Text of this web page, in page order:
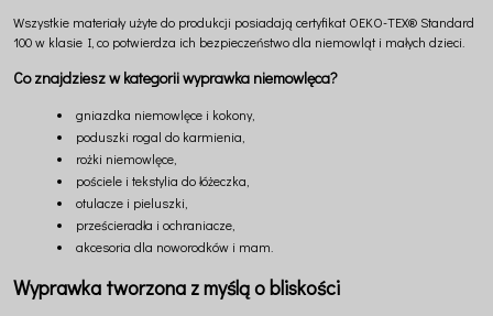
Wszystkie materiały użyte do produkcji posiadają certyfikat OEKO-TEX® Standard
100 w klasie I, co potwierdza ich bezpieczeństwo dla niemowląt i małych dzieci.
Co znajdziesz w kategorii wyprawka niemowlęca?
gniazdka niemowlęce i kokony,
poduszki rogal do karmienia,
rożki niemowlęce,
pościele i tekstylia do łóżeczka,
otulacze i pieluszki,
prześcieradła i ochraniacze,
akcesoria dla noworodków i mam.
Wyprawka tworzona z myślą o bliskości